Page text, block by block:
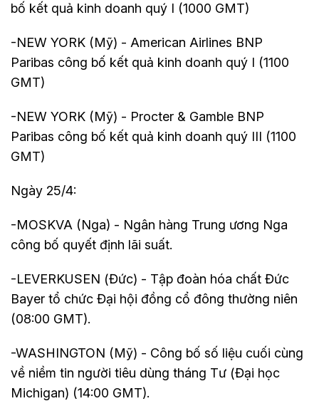
bố kết quả kinh doanh quý I (1000 GMT)
-NEW YORK (Mỹ) - American Airlines BNP
Paribas công bố kết quả kinh doanh quý I (1100
GMT)
-NEW YORK (Mỹ) - Procter & Gamble BNP
Paribas công bố kết quả kinh doanh quý III (1100
GMT)
Ngày 25/4:
-MOSKVA (Nga) - Ngân hàng Trung ương Nga
công bố quyết định lãi suất.
-LEVERKUSEN (Đức) - Tập đoàn hóa chất Đức
Bayer tổ chức Đại hội đồng cổ đông thường niên
(08:00 GMT).
-WASHINGTON (Mỹ) - Công bố số liệu cuối cùng
về niềm tin người tiêu dùng tháng Tư (Đại học
Michigan) (14:00 GMT).